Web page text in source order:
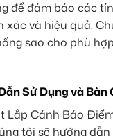
để đảm bảo các
xác và hiệu quả.
sao cho phù
Sử Dụng và Bàn
Lắp Cảnh Báo
tôi sẽ hướng